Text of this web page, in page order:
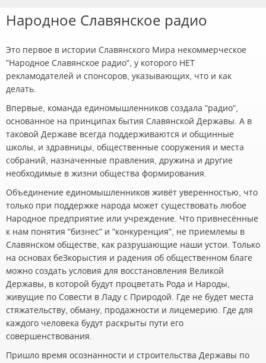
Народное Славянское радио
Это первое в истории Славянского Мира некоммерческое
"Народное Славянское радио", у которого НЕТ
рекламодателей и спонсоров, указывающих, что и как
делать.
Впервые, команда единомышленников создала "радио",
основанное на принципах бытия Славянской Державы. А в
таковой Державе всегда поддерживаются и общинные
школы, и здравницы, общественные сооружения и места
собраний, назначенные правления, дружина и другие
необходимые в жизни общества формирования.
Объединение единомышленников живёт уверенностью, что
только при поддержке народа может существовать любое
Народное предприятие или учреждение. Что привнесённые
к нам понятия "бизнес" и "конкуренция", не приемлемы в
Славянском обществе, как разрушающие наши устои. Только
на основах беЗкорыстия и радения об общественном благе
можно создать условия для восстановления Великой
Державы, в которой будут процветать Рода и Народы,
живущие по Совести в Ладу с Природой. Где не будет места
стяжательству, обману, продажности и лицемерию. Где для
каждого человека будут раскрыты пути его
совершенствования.
Пришло время осознанности и строительства Державы по